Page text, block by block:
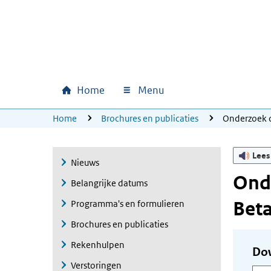
Hoofdnavigatie
Home Menu
U bevindt zich hier:
Home Brochures en publicaties Onderzoek
Nieuws
Belangrijke datums
Programma's en formulieren
Brochures en publicaties
Rekenhulpen
Verstoringen